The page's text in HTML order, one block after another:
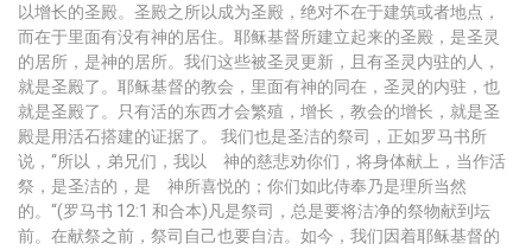
以增长的圣殿。圣殿之所以成为圣殿，绝对不在于建筑或者地点，
而在于里面有没有神的居住。耶稣基督所建立起来的圣殿，是圣灵
的居所，是神的居所。我们这些被圣灵更新，且有圣灵内驻的人，
就是圣殿了。耶稣基督的教会，里面有神的同在，圣灵的内驻，也
就是圣殿了。只有活的东西才会繁殖，增长，教会的增长，就是圣
殿是用活石搭建的证据了。 我们也是圣洁的祭司，正如罗马书所
说，“所以，弟兄们，我以 神的慈悲劝你们，将身体献上，当作活
祭，是圣洁的，是 神所喜悦的；你们如此侍奉乃是理所当然
的。“(罗马书 12:1 和合本)凡是祭司，总是要将洁净的祭物献到坛
前。在献祭之前，祭司自己也要自洁。如今，我们因着耶稣基督的